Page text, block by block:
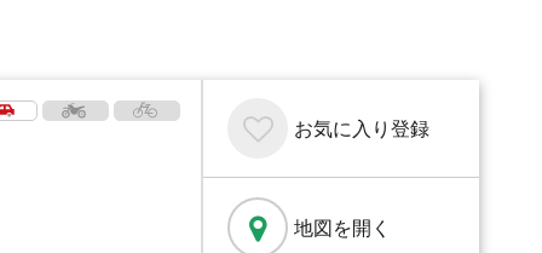
お気に入り 登録
地図を開く